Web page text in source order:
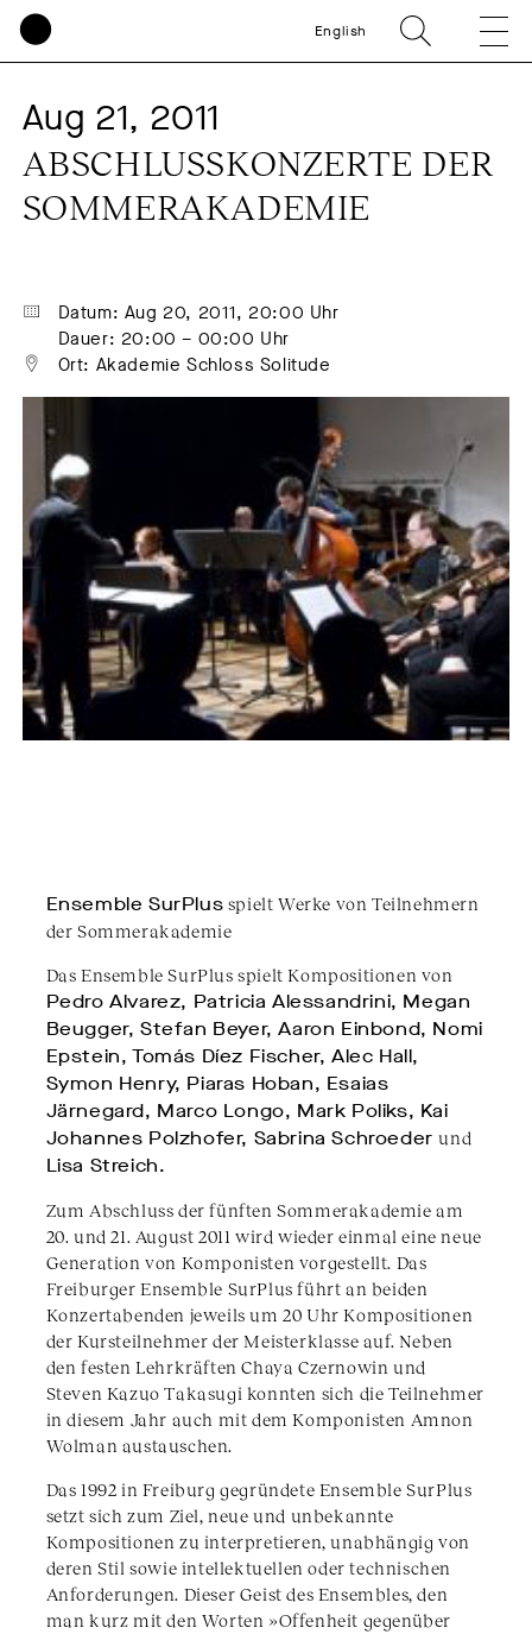
English
Aug 21, 2011
ABSCHLUSSKONZERTE DER
SOMMERAKADEMIE
Datum: Aug 20, 2011, 20:00 Uhr
Dauer: 20:00 – 00:00 Uhr
Ort: Akademie Schloss Solitude
Ensemble SurPlus spielt Werke von Teilnehmern
der Sommerakademie
Das Ensemble SurPlus spielt Kompositionen von
Pedro Alvarez, Patricia Alessandrini, Megan
Beugger, Stefan Beyer, Aaron Einbond, Nomi
Epstein, Tomás Díez Fischer, Alec Hall,
Symon Henry, Piaras Hoban, Esaias
Järnegard, Marco Longo, Mark Poliks, Kai
Johannes Polzhofer, Sabrina Schroederund
Lisa Streich.
Zum Abschluss der fünften Sommerakademie am
20. und 21. August 2011 wird wieder einmal eine neue
Generation von Komponisten vorgestellt. Das
Freiburger Ensemble SurPlus führt an beiden
Konzertabenden jeweils um 20 Uhr Kompositionen
der Kursteilnehmer der Meisterklasse auf. Neben
den festen Lehrkräften Chaya Czernowin und
Steven Kazuo Takasugi konnten sich die Teilnehmer
in diesem Jahr auch mit dem Komponisten Amnon
Wolman austauschen.
Das 1992 in Freiburg gegründete Ensemble SurPlus
setzt sich zum Ziel, neue und unbekannte
Kompositionen zu interpretieren, unabhängig von
deren Stil sowie intellektuellen oder technischen
Anforderungen. Dieser Geist des Ensembles, den
man kurz mit den Worten »Offenheit gegenüber